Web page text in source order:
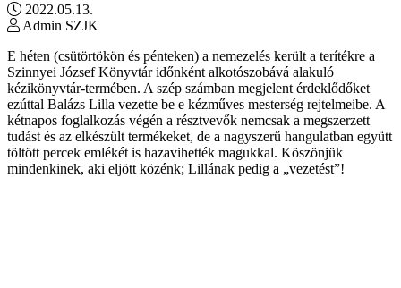
2022.05.13.
Admin SZJK
E héten (csütörtökön és pénteken) a nemezelés került a terítékre a
Szinnyei József Könyvtár időnként alkotószobává alakuló
kézikönyvtár-termében. A szép számban megjelent érdeklődőket
ezúttal Balázs Lilla vezette be e kézműves mesterség rejtelmeibe. A
kétnapos foglalkozás végén a résztvevők nemcsak a megszerzett
tudást és az elkészült termékeket, de a nagyszerű hangulatban együtt
töltött percek emlékét is hazavihették magukkal. Köszönjük
mindenkinek, aki eljött közénk; Lillának pedig a „vezetést”!